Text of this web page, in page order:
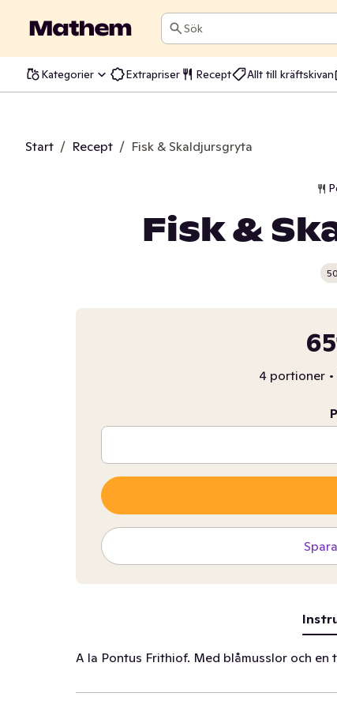
Sök
Kategorier Extrapriser Recept Allt till kräftskivan
Start / Recept / Fisk & Skaldjursgryta
Fisk &
4 portioner •
A la Pontus Frithiof. Med blåmusslor och en